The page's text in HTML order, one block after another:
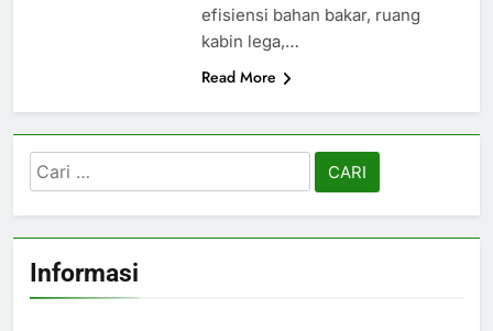
efisiensi bahan bakar, ruang
kabin lega,…
Read More
Cari
untuk:
Informasi